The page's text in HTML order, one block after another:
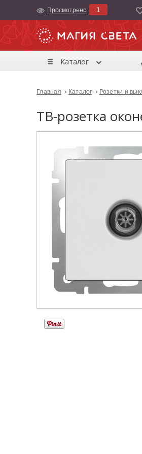
Просмотрено 1
Каталог
Главная Каталог Розетки и
ТВ-розетка